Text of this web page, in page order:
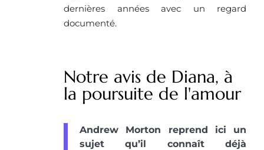
dernières années avec un regard
documenté.
Notre avis de Diana, à
la poursuite de l'amour
Andrew Morton reprend ici un
sujet qu’il connaît déjà